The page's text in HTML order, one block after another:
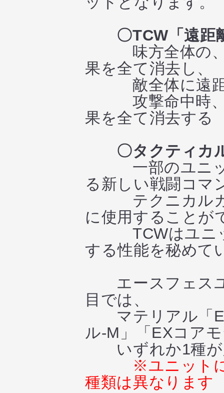
〇TCW「遠距
味方全体の、戦
果を全て消去し、
敵全体に遠距
攻撃命中時、戦
果を全て消去する
〇タクティカ
一部のユニッ
る新しい戦闘コマ
テクニカルカ
に使用することが
TCWはユニッ
する性能を秘めて
エースフェスユ
目では、
マテリアル「
ル-M」「EXコア
いずれか1種が
※ユニット
種類は異なります